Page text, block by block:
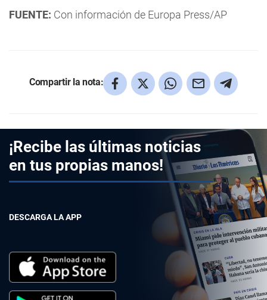
FUENTE: Con información de Europa Press/AP
Compartir la nota:
¡Recibe las últimas noticias
en tus propias manos!
DESCARGA LA APP